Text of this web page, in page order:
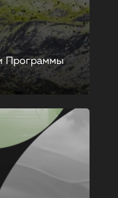
Программы